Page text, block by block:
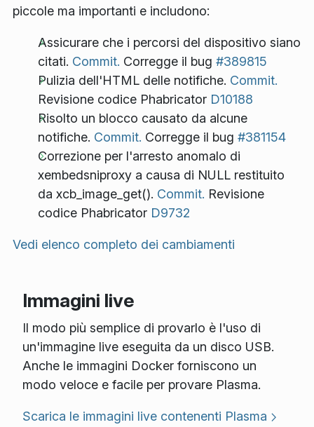
piccole ma importanti e includono:
Assicurare che i percorsi del dispositivo siano
citati. Commit. Corregge il bug #389815
Pulizia dell'HTML delle notifiche. Commit.
Revisione codice Phabricator D10188
Risolto un blocco causato da alcune
notifiche. Commit. Corregge il bug #381154
Correzione per l'arresto anomalo di
xembedsniproxy a causa di NULL restituito
da xcb_image_get(). Commit. Revisione
codice Phabricator D9732
Vedi elenco completo dei cambiamenti
Immagini live
Il modo più semplice di provarlo è l'uso di
un'immagine live eseguita da un disco USB.
Anche le immagini Docker forniscono un
modo veloce e facile per provare Plasma.
Scarica le immagini live contenenti Plasma